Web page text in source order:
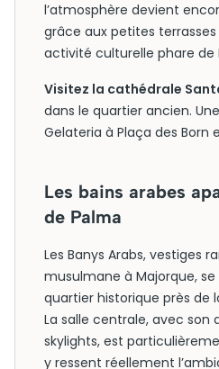
l’atmosphère devient
grâce aux petites terrasses
activité culturelle phare de
Visitez la cathédrale
dans le quartier ancien.
Gelateria à Plaça des Born
Les bains arabes
de Palma
Les Banys Arabs, vestiges
musulmane à Majorque,
quartier historique près de
La salle centrale, avec son
skylights, est
y ressent réellement